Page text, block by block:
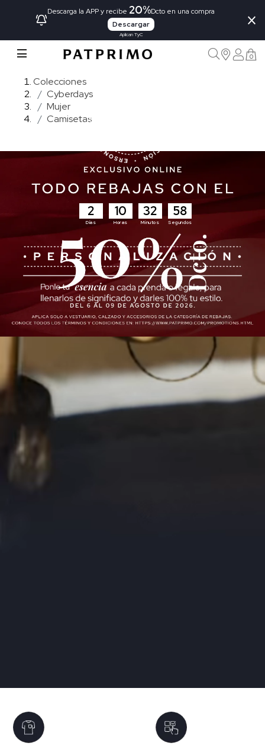
Descarga la APP y recibe 20%Dcto en una compra
Descargar
Aplican TyC
×
0
Colecciones
Cyberdays
Mujer
Camisetas
2
Días
10
Horas
32
Minutos
56
Segundos